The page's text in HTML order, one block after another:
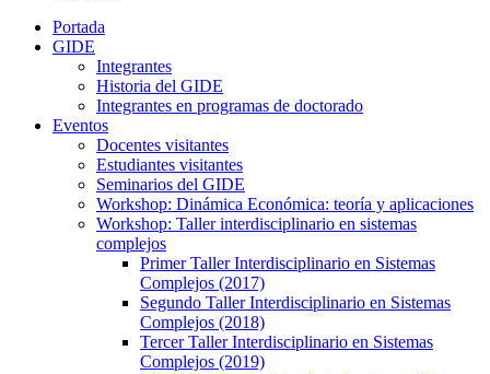
Portada
GIDE
Integrantes
Historia del GIDE
Integrantes en programas de doctorado
Eventos
Docentes visitantes
Estudiantes visitantes
Seminarios del GIDE
Workshop: Dinámica Económica: teoría y aplicaciones
Workshop: Taller interdisciplinario en sistemas
complejos
Primer Taller Interdisciplinario en Sistemas
Complejos (2017)
Segundo Taller Interdisciplinario en Sistemas
Complejos (2018)
Tercer Taller Interdisciplinario en Sistemas
Complejos (2019)